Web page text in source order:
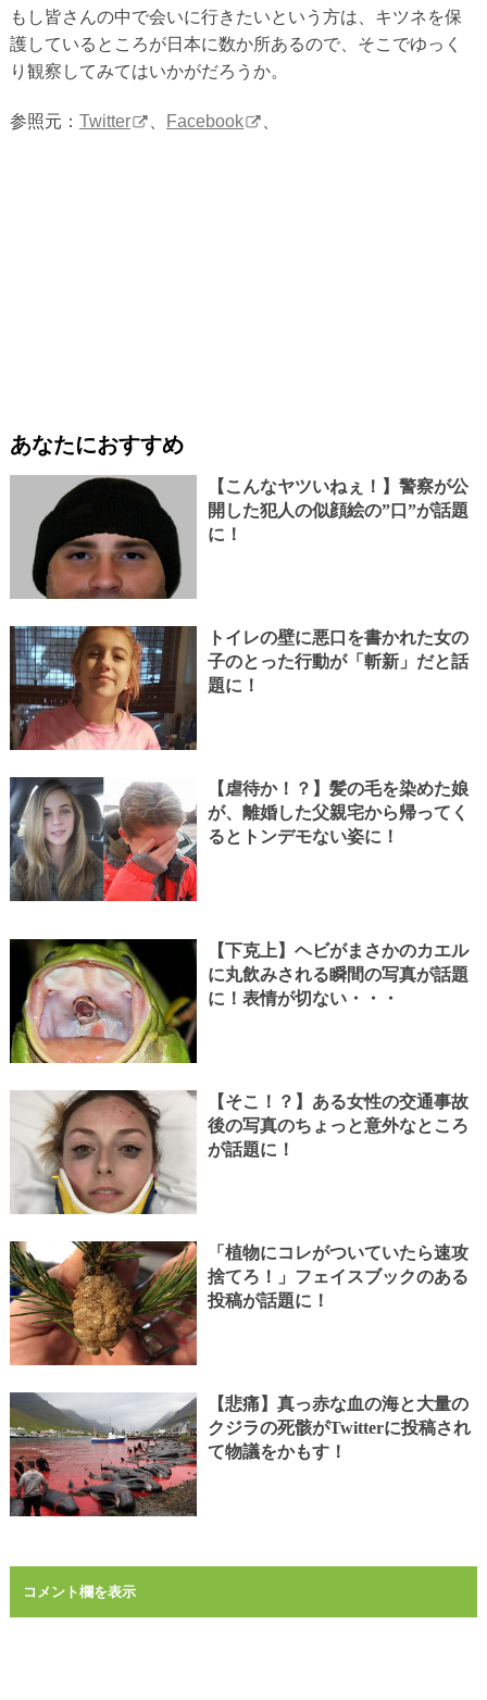
もし皆さんの中で会いに行きたいという方は、キツネを保
護しているところが日本に数か所あるので、そこでゆっく
り観察してみてはいかがだろうか。
参照元： Twitter Facebook
あなたにおすすめ
【こんなヤツいねぇ！】警察が公
開した犯人の似顔絵の”口”が話題
に！
トイレの壁に悪口を書かれた女の
子のとった行動が「斬新」だと話
題に！
【虐待か！？】髪の毛を染めた娘
が、離婚した父親宅から帰ってく
るとトンデモない姿に！
【下克上】ヘビがまさかのカエル
に丸飲みされる瞬間の写真が話題
に！表情が切ない・・・
【そこ！？】ある女性の交通事故
後の写真のちょっと意外なところ
が話題に！
「植物にコレがついていたら速攻
捨てろ！」フェイスブックのある
投稿が話題に！
【悲痛】真っ赤な血の海と大量の
クジラの死骸がTwitterに投稿され
て物議をかもす！
コメント欄を表示